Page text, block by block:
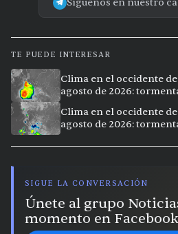
TE PUEDE INTERESAR
Clima en el occidente
agosto de 2026:
Clima en el occidente
agosto de 2026:
SIGUE LA CONVERSACIÓN
Únete al grupo
momento en Facebook